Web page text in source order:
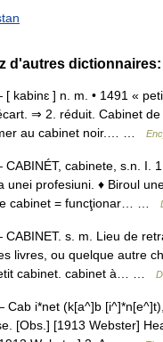
d'autres dictionnaires:
kabinɛ ] n. m. • 1491 «
⇒ 2. réduit. Cabinet
au cabinet noir.… …
cabinete, s.n. I.
unei profesiuni. ♦ Biroul
cabinet = funcţionar… …
s. m. Lieu de
livres, ou quelque autre
cabinet. cabinet à… …
Cab i*net (k[a^]b
[Obs.] [1913 Webster]